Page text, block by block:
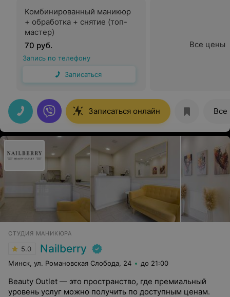
Комбинированный маникюр
+ обработка + снятие (топ-
мастер)
70 руб.
Запись по телефону
Записаться
Все цены
Записаться онлайн
СТУДИЯ МАНИКЮРА
5.0 Nailberry
Минск, ул. Романовская Слобода, 24 до 21:00
Beauty Outlet — это пространство, где премиальный
уровень услуг можно получить по доступным ценам.